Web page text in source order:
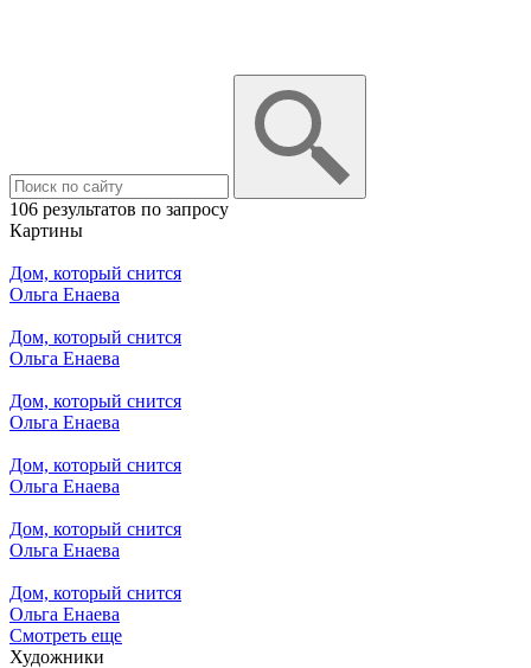
106 результатов по запросу
Картины
Дом, который снится
Ольга Енаева
Дом, который снится
Ольга Енаева
Дом, который снится
Ольга Енаева
Дом, который снится
Ольга Енаева
Дом, который снится
Ольга Енаева
Дом, который снится
Ольга Енаева
Смотреть еще
Художники